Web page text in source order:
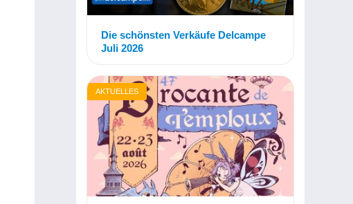
Die schönsten Verkäufe Delcampe
Juli 2026
AKTUELLES